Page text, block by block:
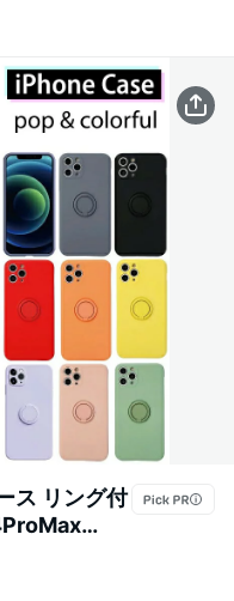
ス リング付
13ProMax